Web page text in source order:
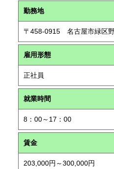
勤務地
〒458-0915 名古屋市緑区
雇用形態
正社員
就業時間
8：00～17：00
賃金
203,000円～300,000円